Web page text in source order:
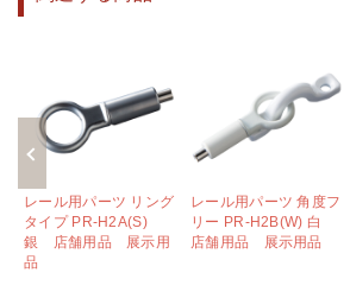
レール用パーツ リング
タイプ PR-H2A(S)
銀 店舗用品 展示用
品
レール用パーツ 角度フ
リー PR-H2B(W) 白
店舗用品 展示用品